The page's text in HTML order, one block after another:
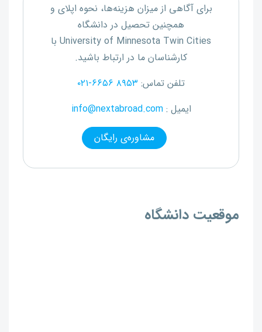
برای آگاهی از میزان هزینه‌ها، نحوه اپلای و
همچنین تحصیل در دانشگاه
University of Minnesota Twin Cities با
کارشناسان ما در ارتباط باشید.
تلفن تماس: ۰۲۱-۶۶۵۶ ۸۹۵۳
ایمیل :info@nextabroad.com
مشاوره‌ی رایگان
موقعیت دانشگاه